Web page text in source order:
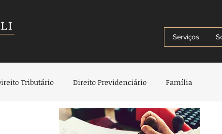
Serviços
Tributário Direito Previdenciário Família
Herança e Testamentos Criança e Adolescente